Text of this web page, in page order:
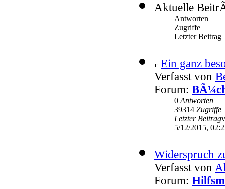
Aktuelle
Antworten
Zugriffe
Letzter Beitrag
Ein ganz
Verfasst von
Forum:
0 Antworten
39314 Zugriffe
Letzter Beitrag
5/12/2015,
Widerspruch
Verfasst von
Forum: